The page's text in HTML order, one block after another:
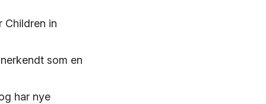
Children in
som en
har nye